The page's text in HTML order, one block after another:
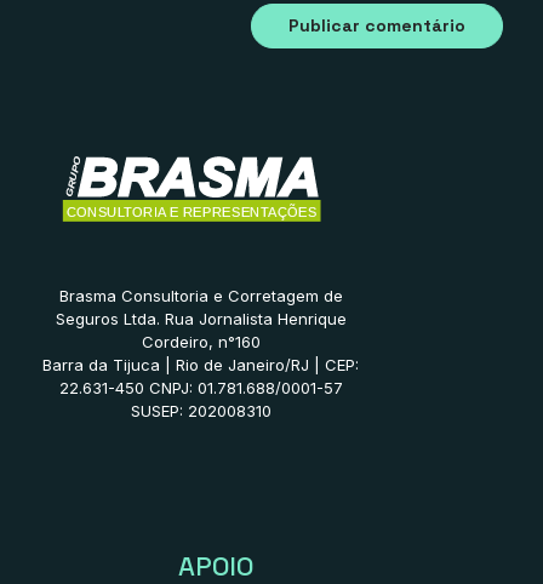
Brasma Consultoria e Corretagem de
Seguros Ltda. Rua Jornalista Henrique
Cordeiro, n°160
Barra da Tijuca | Rio de Janeiro/RJ | CEP:
22.631-450 CNPJ: 01.781.688/0001-57
SUSEP: 202008310
APOIO